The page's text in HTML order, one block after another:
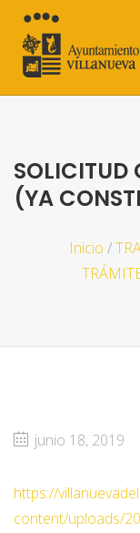
SOLICITUD
(YA
Inicio /
junio 18, 2019
https://
content/uploads/